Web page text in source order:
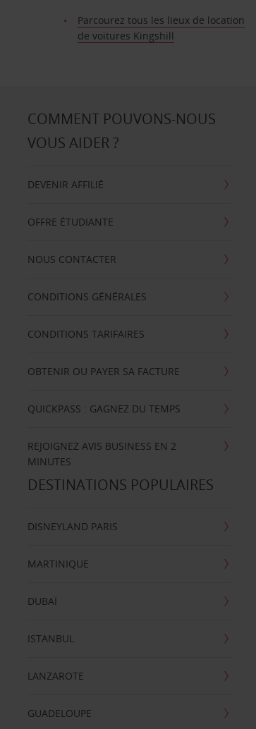
Parcourez tous les lieux de location
de voitures Kingshill
COMMENT POUVONS-NOUS
VOUS AIDER ?
DEVENIR AFFILIÉ
OFFRE ÉTUDIANTE
NOUS CONTACTER
CONDITIONS GÉNÉRALES
CONDITIONS TARIFAIRES
OBTENIR OU PAYER SA FACTURE
QUICKPASS : GAGNEZ DU TEMPS
REJOIGNEZ AVIS BUSINESS EN 2
MINUTES
DESTINATIONS POPULAIRES
DISNEYLAND PARIS
MARTINIQUE
DUBAÏ
ISTANBUL
LANZAROTE
GUADELOUPE